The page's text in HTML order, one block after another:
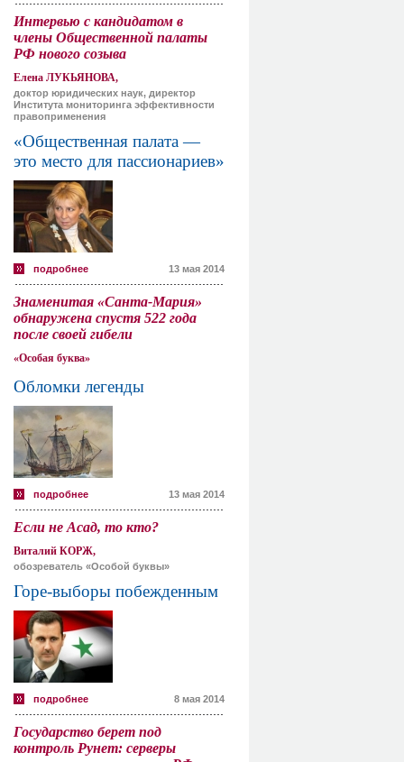
Интервью с кандидатом в
члены Общественной палаты
РФ нового созыва
Елена ЛУКЬЯНОВА,
доктор юридических наук, директор
Института мониторинга эффективности
правоприменения
«Общественная палата —
это место для пассионариев»
подробнее 13 мая 2014
Знаменитая «Санта-Мария»
обнаружена спустя 522 года
после своей гибели
«Особая буква»
Обломки легенды
подробнее 13 мая 2014
Если не Асад, то кто?
Виталий КОРЖ,
обозреватель «Особой буквы»
Горе-выборы побежденным
подробнее 8 мая 2014
Государство берет под
контроль Рунет: серверы